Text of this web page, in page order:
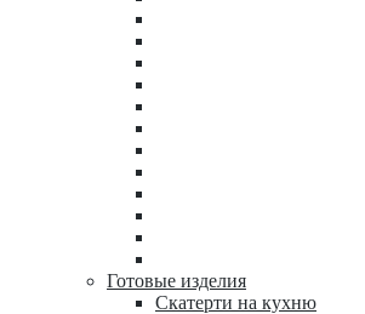
Готовые изделия
Скатерти на кухню